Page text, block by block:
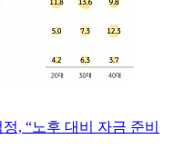
, “노후 대비 자금 준비